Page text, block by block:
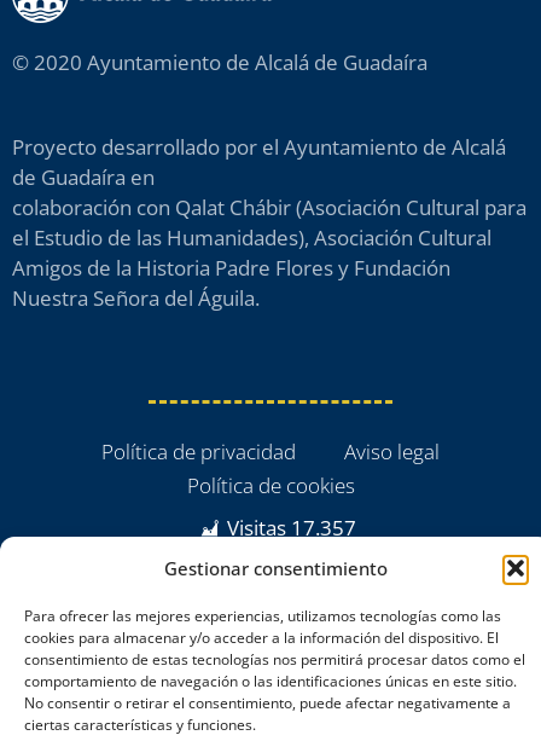
Gestionar consentimiento
Para ofrecer las mejores experiencias, utilizamos tecnologías como las
cookies para almacenar y/o acceder a la información del dispositivo. El
consentimiento de estas tecnologías nos permitirá procesar datos como el
comportamiento de navegación o las identificaciones únicas en este sitio.
No consentir o retirar el consentimiento, puede afectar negativamente a
ciertas características y funciones.
© 2020 Ayuntamiento de Alcalá de Guadaíra
Proyecto desarrollado por el Ayuntamiento de Alcalá
de Guadaíra en
colaboración con Qalat Chábir (Asociación Cultural para
el Estudio de las Humanidades), Asociación Cultural
Amigos de la Historia Padre Flores y Fundación
Nuestra Señora del Águila.
Política de privacidad
Aviso legal
Política de cookies
Visitas 17.357
powered by